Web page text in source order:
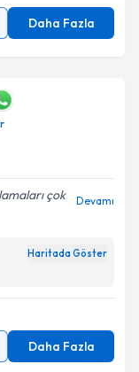
Daha Fazla
çok
Devamı
Haritada Göster
Daha Fazla